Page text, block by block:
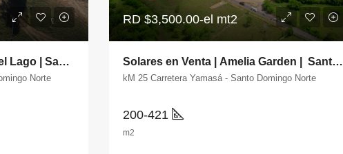
Solares en Venta | Ciudad del Lago | Santo Domingo Norte
Norte
RD $3,500.00-el mt2
Solares en Venta | Amelia Garden | Santo Domingo Norte
kM 25 Carretera Yamasá - Santo Domingo Norte
200-421
m2